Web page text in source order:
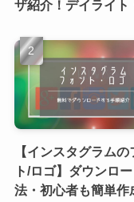
ザ紹介！デイライ
【インスタグラムの
ト/ロゴ】ダウンロ
法・初心者も簡単作